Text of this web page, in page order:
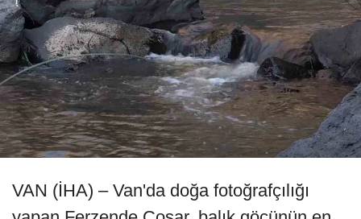
VAN (İHA) – Van'da doğa fotoğrafçılığı